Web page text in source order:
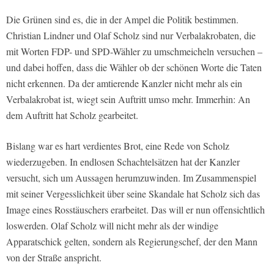
Die Grünen sind es, die in der Ampel die Politik bestimmen.
Christian Lindner und Olaf Scholz sind nur Verbalakrobaten, die
mit Worten FDP- und SPD-Wähler zu umschmeicheln versuchen –
und dabei hoffen, dass die Wähler ob der schönen Worte die Taten
nicht erkennen. Da der amtierende Kanzler nicht mehr als ein
Verbalakrobat ist, wiegt sein Auftritt umso mehr. Immerhin: An
dem Auftritt hat Scholz gearbeitet.
Bislang war es hart verdientes Brot, eine Rede von Scholz
wiederzugeben. In endlosen Schachtelsätzen hat der Kanzler
versucht, sich um Aussagen herumzuwinden. Im Zusammenspiel
mit seiner Vergesslichkeit über seine Skandale hat Scholz sich das
Image eines Rosstäuschers erarbeitet. Das will er nun offensichtlich
loswerden. Olaf Scholz will nicht mehr als der windige
Apparatschick gelten, sondern als Regierungschef, der den Mann
von der Straße anspricht.